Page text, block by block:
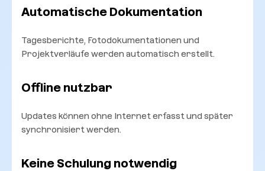
Automatische Dokumentation
Tagesberichte, Fotodokumentationen und
Projektverläufe werden automatisch erstellt.
Offline nutzbar
Updates können ohne Internet erfasst und später
synchronisiert werden.
Keine Schulung notwendig